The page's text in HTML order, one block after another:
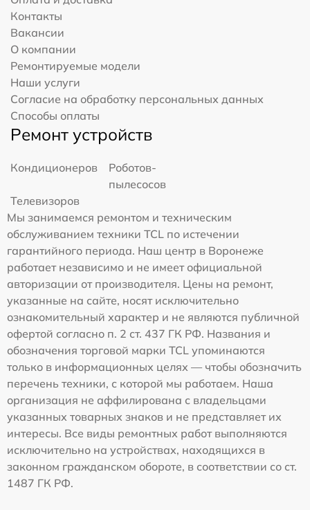
Контакты
Вакансии
О компании
Ремонтируемые модели
Наши услуги
Согласие на обработку персональных данных
Способы оплаты
Ремонт устройств
Кондиционеров
Роботов-
пылесосов
Телевизоров
Мы занимаемся ремонтом и техническим
обслуживанием техники TCL по истечении
гарантийного периода. Наш центр в Воронеже
работает независимо и не имеет официальной
авторизации от производителя. Цены на ремонт,
указанные на сайте, носят исключительно
ознакомительный характер и не являются публичной
офертой согласно п. 2 ст. 437 ГК РФ. Названия и
обозначения торговой марки TCL упоминаются
только в информационных целях — чтобы обозначить
перечень техники, с которой мы работаем. Наша
организация не аффилирована с владельцами
указанных товарных знаков и не представляет их
интересы. Все виды ремонтных работ выполняются
исключительно на устройствах, находящихся в
законном гражданском обороте, в соответствии со ст.
1487 ГК РФ.